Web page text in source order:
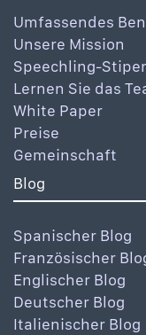
Umfassendes
Unsere Mission
Speechling-
Lernen Sie das
White Paper
Preise
Gemeinschaft
Blog
Spanischer Blog
Französischer
Englischer Blog
Deutscher Blog
Italienischer Blog